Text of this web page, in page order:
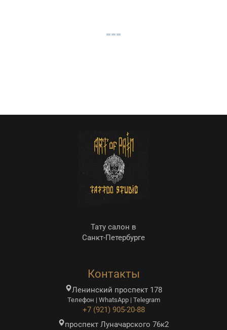
Тату салон в
Санкт-Петербурге
Контакты
Ленинский проспект 178
Телефон | WhatsApp | Telegram
+7 (921) 905-20-88
проспект Луначарского 76к2